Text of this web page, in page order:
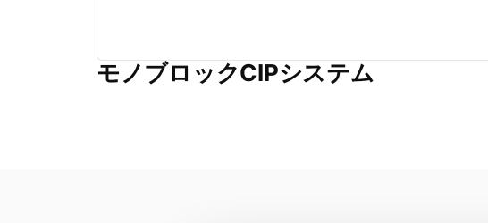
モノブロックCIPシステム